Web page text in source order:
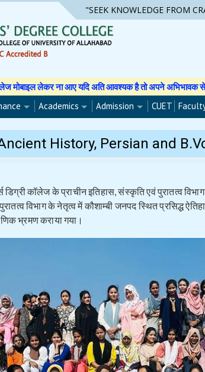
"SEEK KNOWLEDGE FROM
अति आवश्यक है तो अपने अभिभावक से अनुमति पत्र लिखवा
Academics Admission CUET
History, Persian and
कॉलेज के प्राचीन इतिहास, संस्कृति एवं पुरातत्व
विभाग के नेतृत्व में कौशाम्बी जनपद स्थित प्रसिद्ध
भ्रमण कराया गया।